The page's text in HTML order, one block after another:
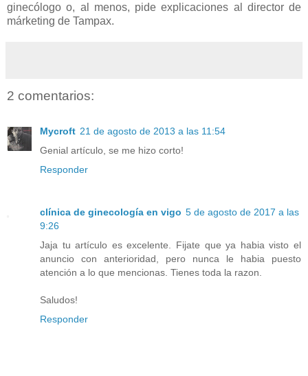
ginecólogo o, al menos, pide explicaciones al director de
márketing de Tampax.
2 comentarios:
Mycroft 21 de agosto de 2013 a las 11:54
Genial artículo, se me hizo corto!
Responder
clínica de ginecología en vigo 5 de agosto de 2017 a las
9:26
Jaja tu artículo es excelente. Fijate que ya habia visto el
anuncio con anterioridad, pero nunca le habia puesto
atención a lo que mencionas. Tienes toda la razon.
Saludos!
Responder